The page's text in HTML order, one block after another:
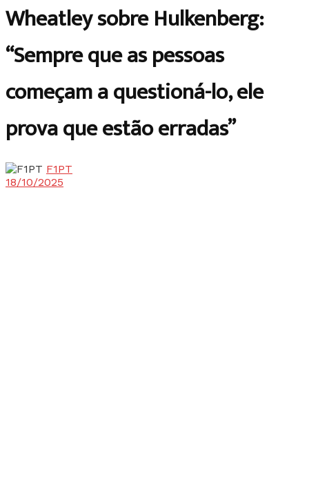
Wheatley sobre Hulkenberg:
“Sempre que as pessoas
começam a questioná-lo, ele
prova que estão erradas”
F1PT
18/10/2025